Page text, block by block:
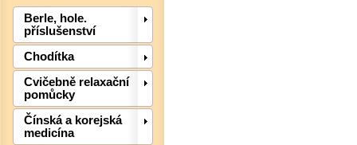
Berle, hole.
příslušenství
Chodítka
Cvičebně relaxační
pomůcky
Čínská a korejská
medicína